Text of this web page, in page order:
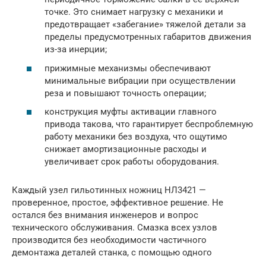
точке. Это снимает нагрузку с механики и
предотвращает «забегание» тяжелой детали за
пределы предусмотренных габаритов движения
из-за инерции;
прижимные механизмы обеспечивают
минимальные вибрации при осуществлении
реза и повышают точность операции;
конструкция муфты активации главного
привода такова, что гарантирует беспроблемную
работу механики без воздуха, что ощутимо
снижает амортизационные расходы и
увеличивает срок работы оборудования.
Каждый узел гильотинных ножниц НЛ3421 —
проверенное, простое, эффективное решение. Не
остался без внимания инженеров и вопрос
технического обслуживания. Смазка всех узлов
производится без необходимости частичного
демонтажа деталей станка, с помощью одного